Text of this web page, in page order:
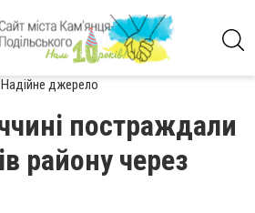
Надійне джерело
постраждали
району через